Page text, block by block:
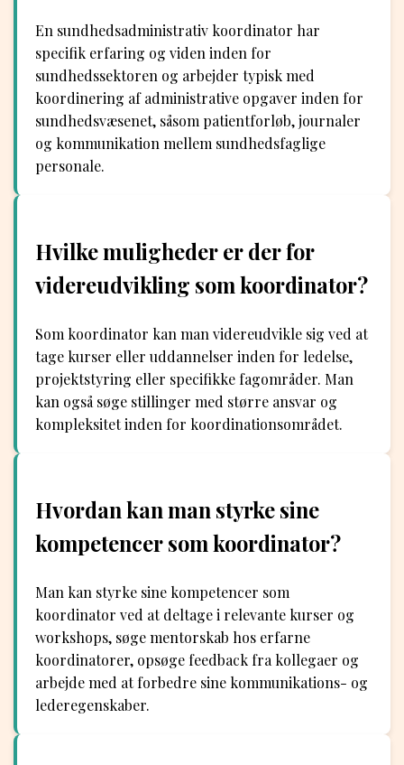
En sundhedsadministrativ koordinator har
specifik erfaring og viden inden for
sundhedssektoren og arbejder typisk med
koordinering af administrative opgaver inden for
sundhedsvæsenet, såsom patientforløb, journaler
og kommunikation mellem sundhedsfaglige
personale.
Hvilke muligheder er der for
videreudvikling som koordinator?
Som koordinator kan man videreudvikle sig ved at
tage kurser eller uddannelser inden for ledelse,
projektstyring eller specifikke fagområder. Man
kan også søge stillinger med større ansvar og
kompleksitet inden for koordinationsområdet.
Hvordan kan man styrke sine
kompetencer som koordinator?
Man kan styrke sine kompetencer som
koordinator ved at deltage i relevante kurser og
workshops, søge mentorskab hos erfarne
koordinatorer, opsøge feedback fra kollegaer og
arbejde med at forbedre sine kommunikations- og
lederegenskaber.